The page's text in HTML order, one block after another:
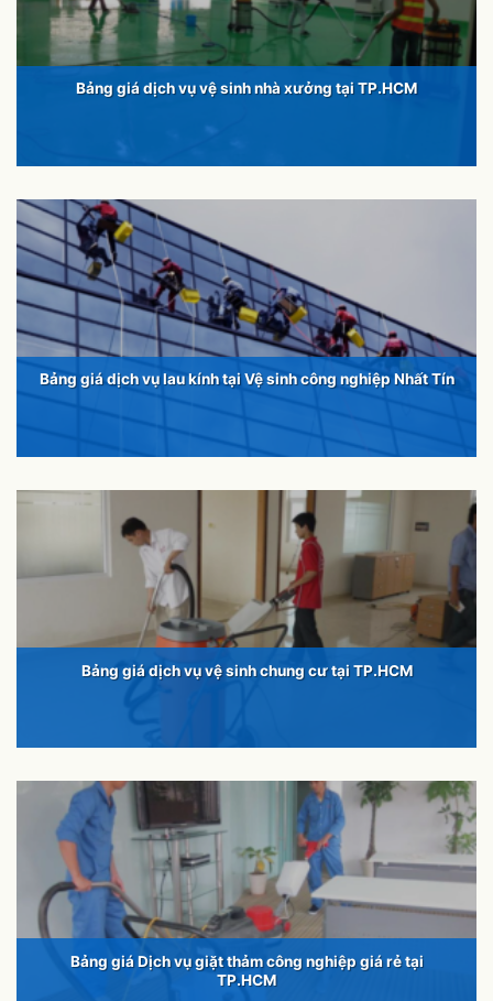
Bảng giá dịch vụ vệ sinh nhà xưởng tại TP.HCM
Bảng giá dịch vụ lau kính tại Vệ sinh công nghiệp Nhất Tín
Bảng giá dịch vụ vệ sinh chung cư tại TP.HCM
Bảng giá Dịch vụ giặt thảm công nghiệp giá rẻ tại
TP.HCM